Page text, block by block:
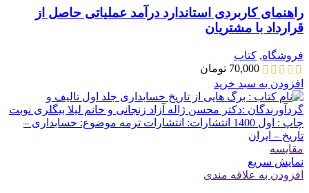
راهنمای کاربردی استاندارد درآمد عملیاتی حاصل از
قرارداد با مشتریان
فروشگاه, کتاب
70,000 تومان
افزودن به سبد خرید
مقايسه
نمایش سریع
افزودن به علاقه مندی